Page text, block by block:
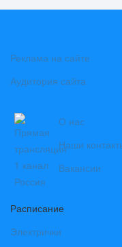
Реклама на сайте
Аудитория сайта
О нас
Наши
Вакансии
Расписание
Электрички